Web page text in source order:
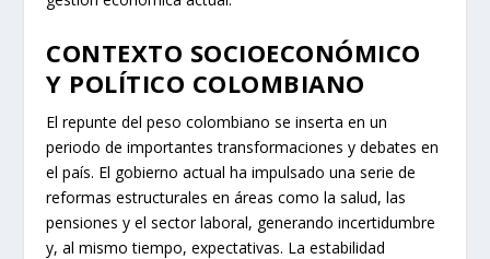
CONTEXTO SOCIOECONÓMICO
Y POLÍTICO COLOMBIANO
El repunte del peso colombiano se inserta en un
periodo de importantes transformaciones y debates en
el país. El gobierno actual ha impulsado una serie de
reformas estructurales en áreas como la salud, las
pensiones y el sector laboral, generando incertidumbre
y, al mismo tiempo, expectativas. La estabilidad